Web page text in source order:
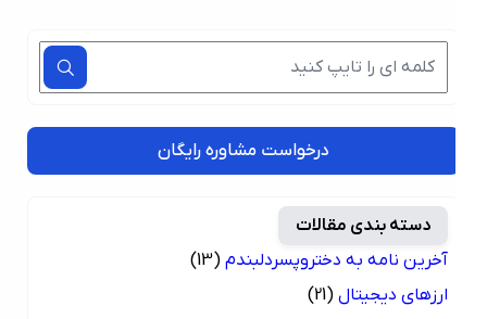
درخواست مشاوره رایگان
دسته بندی مقالات
آخرین نامه به دختروپسردلبندم (13)
ارزهای دیجیتال (21)